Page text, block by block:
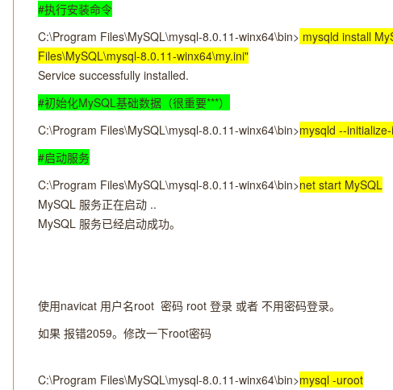
#执行安装命令
C:\Program Files\MySQL\mysql-8.0.11-winx64\bin> mysqld install
Files\MySQL\mysql-8.0.11-winx64\my.ini"
Service successfully installed.
#初始化MySQL基础数据（很重要***）
C:\Program Files\MySQL\mysql-8.0.11-winx64\bin>mysqld --
#启动服务
C:\Program Files\MySQL\mysql-8.0.11-winx64\bin>net start MySQL
MySQL 服务正在启动 ..
MySQL 服务已经启动成功。
使用navicat 用户名root 密码 root 登录 或者 不用密码登录。
如果 报错2059。修改一下root密码
C:\Program Files\MySQL\mysql-8.0.11-winx64\bin>mysql -uroot